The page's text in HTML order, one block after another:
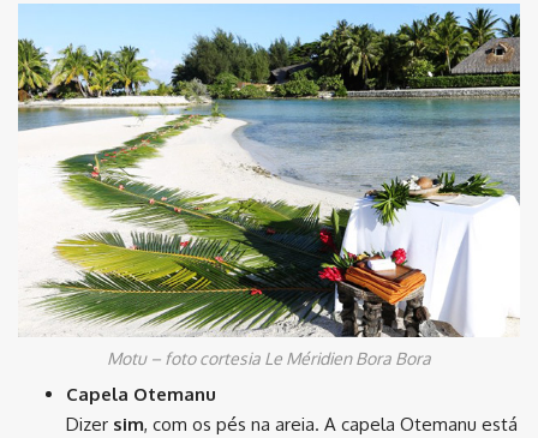
Motu – foto cortesia Le Méridien Bora Bora
Capela Otemanu
Dizer sim, com os pés na areia. A capela Otemanu está